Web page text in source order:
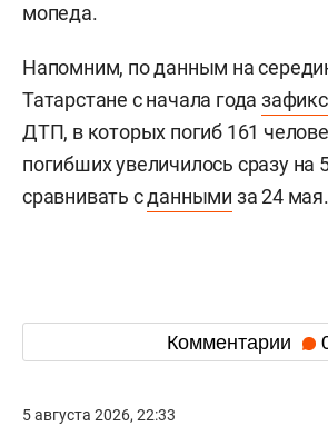
мопеда.
Напомним, по данным на
Татарстане с начала года
ДТП, в которых погиб 161
погибших увеличилось сразу на
сравнивать сданными за 24 мая.
Комментарии
5 августа 2026, 22:33